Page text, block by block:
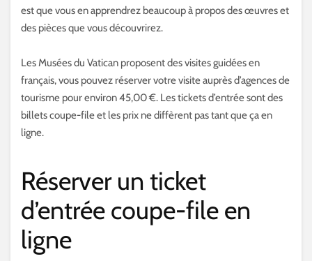
est que vous en apprendrez beaucoup à propos des œuvres et
des pièces que vous découvrirez.
Les Musées du Vatican proposent des visites guidées en
français, vous pouvez réserver votre visite auprès d’agences de
tourisme pour environ 45,00 €. Les tickets d’entrée sont des
billets coupe-file et les prix ne diffèrent pas tant que ça en
ligne.
Réserver un ticket
d’entrée coupe-file en
ligne